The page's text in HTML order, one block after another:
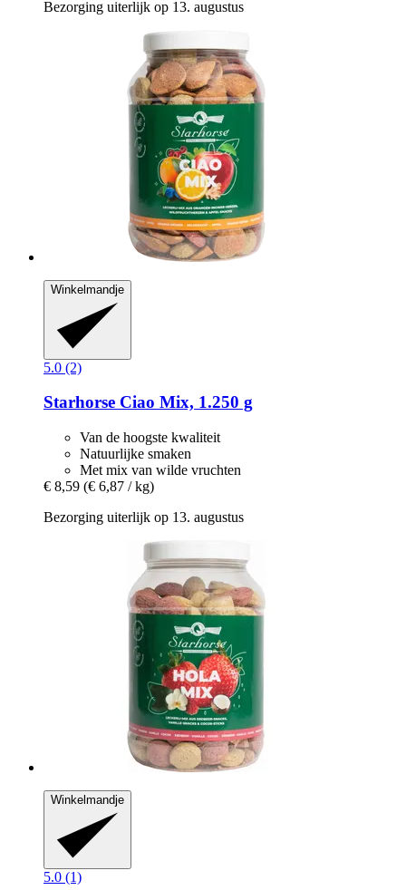
Bezorging uiterlijk op 13. augustus
Winkelmandje
5.0 (2)
Starhorse Ciao Mix, 1.250 g
Van de hoogste kwaliteit
Natuurlijke smaken
Met mix van wilde vruchten
€ 8,59 (€ 6,87 / kg)
Bezorging uiterlijk op 13. augustus
Winkelmandje
5.0 (1)